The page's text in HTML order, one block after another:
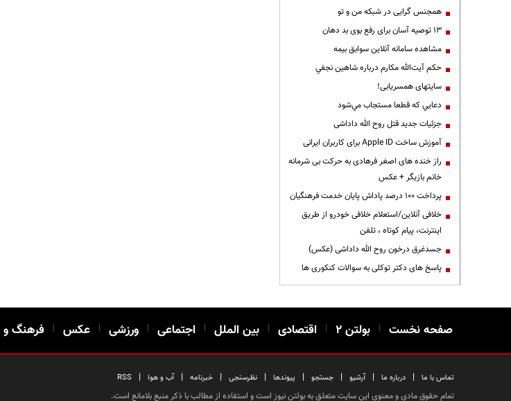
همجنس گرایی در شبکه من و تو
13 توصیه آسان برای رفع بوی بد دهان
مشاهده سامانه آنلاين سوابق بیمه
حكم آيت‌الله مكارم درباره شاهين نجفي
سایتهای همسریابی!
دعايي كه قطعا مستجاب مي‌شود
جزئیات جدید قتل روح الله داداشی
آموزش ساخت Apple ID برای کاربران ایرانی
راز خنده های اصغر فرهادی به حرکت بی شرمانه
خانم بازیگر + عکس
پرداخت ۱۰۰ درصد پاداش پایان خدمت فرهنگیان
خلافی آنلاین/استعلام خلافی خودرو از طریق
اینترنت، پیام کوتاه ، تلفن
جسدغرق درخون روح الله داداشی (عکس)
پاسخ های دکتر توکلی به سوالات کنکوری ها
صفحه نخست | بولتن ۲ | اقتصادی | بین الملل | اجتماعی | ورزشی | عکس | فرهنگ و
تماس با ما | درباره ما | آرشیو | جستجو | پیوندها | نظرسنجی | خبرنامه | آب و هوا |
RSS
تمام حقوق مادی و معنوی این سایت متعلق به بولتن نیوز است و استفاده از مطالب با ذکر منبع بلامانع است.